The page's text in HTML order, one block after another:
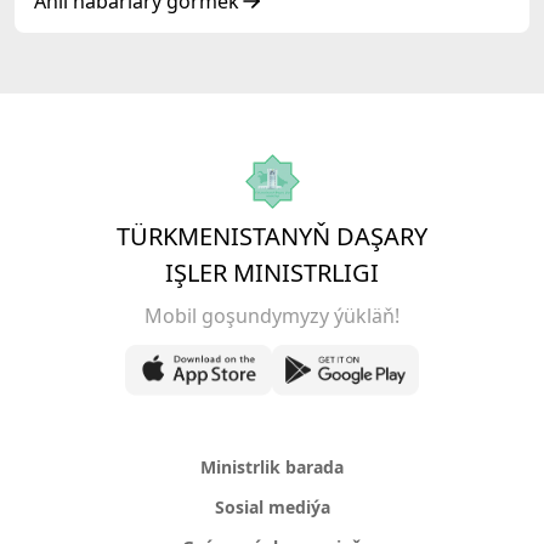
TÜRKMENISTANYŇ DAŞARY
IŞLER MINISTRLIGI
Mobil goşundymyzy ýükläň!
Ministrlik barada
Sosial mediýa